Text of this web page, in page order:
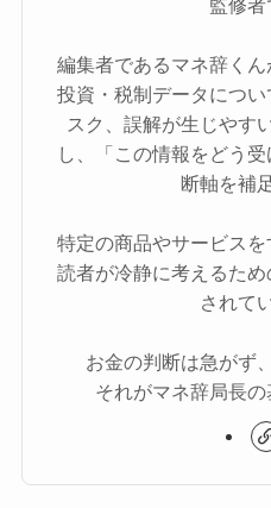
監修者
編集者であるマネ辞くん
投資・税制データにつ
スク、誤解が生じやす
し、「この情報をどう
断軸を補
特定の商品やサービスを
読者が冷静に考えるた
されて
お金の判断は急がず
それがマネ辞局長の